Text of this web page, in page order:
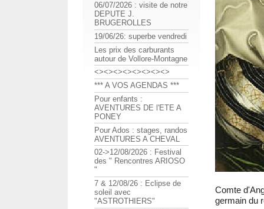
Comte
germain du
06/07/2026 : visite de notre
DEPUTE J.
BRUGEROLLES
19/06/26: superbe vendredi
Les prix des carburants
autour de Vollore-Montagne
<><><><><><><><>
*** A VOS AGENDAS ***
Pour enfants :
AVENTURES DE l'ETE A
PONEY
Pour Ados : stages, randos
AVENTURES A CHEVAL
02->12/08/2026 : Festival
des " Rencontres ARIOSO
"
7 & 12/08/26 : Eclipse de
soleil avec
"ASTROTHIERS"